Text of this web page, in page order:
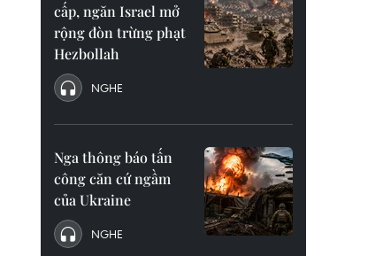
cấp, ngăn Israel mở
rộng đòn trừng phạt
Hezbollah
NGHE
Nga thông báo tấn
công căn cứ ngầm
của Ukraine
NGHE